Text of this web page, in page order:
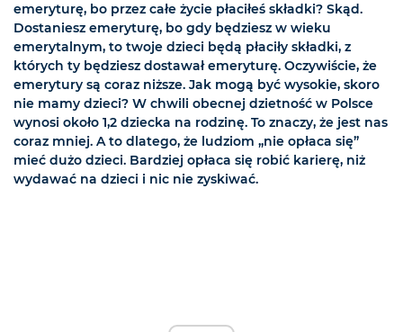
emeryturę, bo przez całe życie płaciłeś składki? Skąd.
Dostaniesz emeryturę, bo gdy będziesz w wieku
emerytalnym, to twoje dzieci będą płaciły składki, z
których ty będziesz dostawał emeryturę. Oczywiście, że
emerytury są coraz niższe. Jak mogą być wysokie, skoro
nie mamy dzieci? W chwili obecnej dzietność w Polsce
wynosi około 1,2 dziecka na rodzinę. To znaczy, że jest nas
coraz mniej. A to dlatego, że ludziom „nie opłaca się”
mieć dużo dzieci. Bardziej opłaca się robić karierę, niż
wydawać na dzieci i nic nie zyskiwać.